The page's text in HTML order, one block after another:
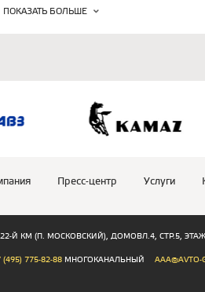
ПОКАЗАТЬ БОЛЬШЕ
Пресс-центр Услуги
Й КМ (П. МОСКОВСКИЙ), ДОМОВЛ.4, СТР.5,
(495) 775-82-88МНОГОКАНАЛЬНЫЙ AAA@AVTO-